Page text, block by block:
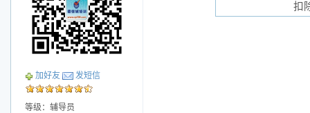
加好友 发短信
等级：辅导员
扣